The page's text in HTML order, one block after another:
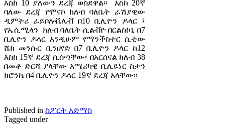
እስከ 10 ያለውን ደረጃ ወስደዋል፡፡ እስከ 20ኛ
ባለው ደረጃ የሞናኮ ክለብ ባለቤት ራሽያዊው
ዲምትሪ ራይቦሎቬሌቭ በ10 ቢሊዮን ዶላር ፤
የኤሲሚላን ክለብ ባለቤት ሲልቭዮ በርልስኮኒ በ7
ቢሊዮን ዶላር እንዲሁም የማንችስተር ሲቲው
ሼክ መንሱር ቢንዘየድ በ7 ቢሊዮን ዶላር ከ12
እስከ 15ኛ ደረጃ ሲሰጣቸው፤ በአርሰናል ክለብ 38
በመቶ ድርሻ ያላቸው አሜሪካዊ ቢሊዬነር ስታን
ክሮንኬ በ4 ቢሊዮን ዶላር 19ኛ ደረጃ አላቸው፡፡
Published in ስፖርት አድማስ
Tagged under